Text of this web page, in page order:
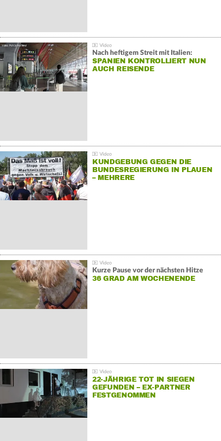
Nach heftigem Streit mit Italien:
SPANIEN KONTROLLIERT NUN
AUCH REISENDE
KUNDGEBUNG GEGEN DIE
BUNDESREGIERUNG IN PLAUEN
– MEHRERE
Kurze Pause vor der nächsten Hitze
36 GRAD AM WOCHENENDE
22-JÄHRIGE TOT IN SIEGEN
GEFUNDEN – EX-PARTNER
FESTGENOMMEN